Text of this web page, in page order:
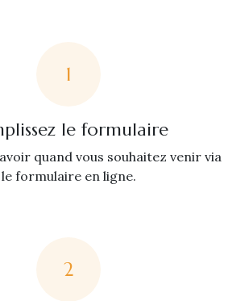
1
le formulaire
quand vous souhaitez venir via
le formulaire en ligne.
2